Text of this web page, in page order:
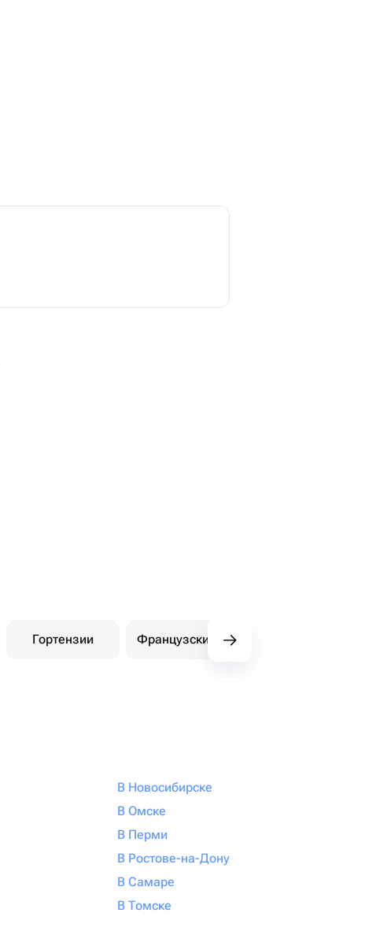
Гортензии Французские розы
В Новосибирске
В Омске
В Перми
В Ростове-на-Дону
В Самаре
В Томске